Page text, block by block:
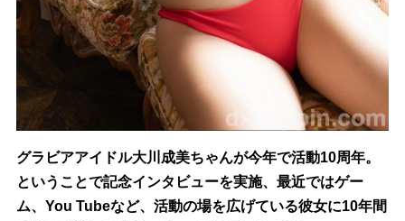
グラビアアイドル大川成美ちゃんが今年で活動10周年。
ということで記念インタビューを実施、最近ではゲー
ム、You Tubeなど、活動の場を広げている彼女に10年間